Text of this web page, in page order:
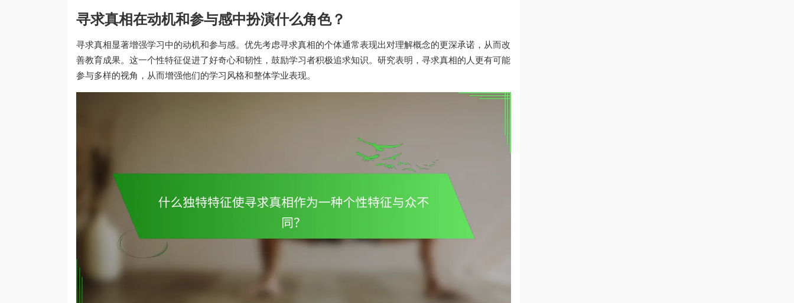
寻求真相在动机和参与感中扮演什么角色？
寻求真相显著增强学习中的动机和参与感。优先考虑寻求真相的个体通常表现出对理解概念的更深承诺，从而改
善教育成果。这一个性特征促进了好奇心和韧性，鼓励学习者积极追求知识。研究表明，寻求真相的人更有可能
参与多样的视角，从而增强他们的学习风格和整体学业表现。